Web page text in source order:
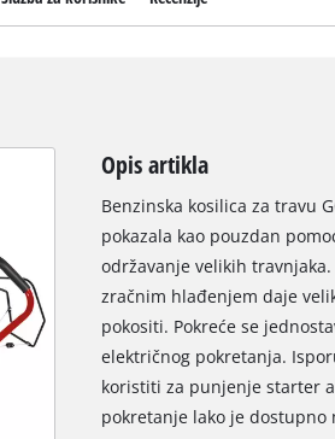
Opis artikla
Benzinska kosilica za travu
pokazala kao pouzdan
održavanje velikih
zračnim hlađenjem daje
pokositi. Pokreće se
električnog pokretanja.
koristiti za punjenje starter
pokretanje lako je